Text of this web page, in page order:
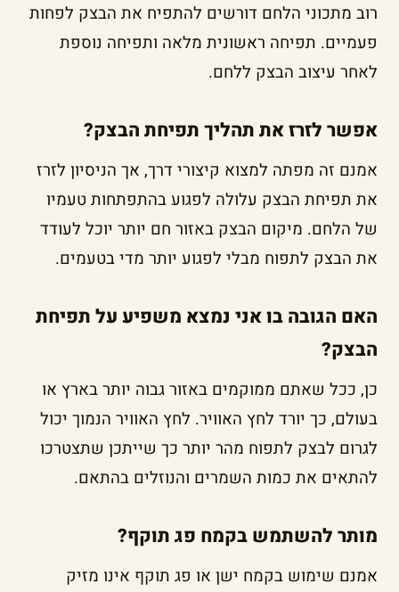
רוב מתכוני הלחם דורשים להתפיח את הבצק לפחות
פעמיים. תפיחה ראשונית מלאה ותפיחה נוספת
לאחר עיצוב הבצק ללחם.
אפשר לזרז את תהליך תפיחת הבצק?
אמנם זה מפתה למצוא קיצורי דרך, אך הניסיון לזרז
את תפיחת הבצק עלולה לפגוע בהתפתחות טעמיו
של הלחם. מיקום הבצק באזור חם יותר יוכל לעודד
את הבצק לתפוח מבלי לפגוע יותר מדי בטעמים.
האם הגובה בו אני נמצא משפיע על תפיחת
הבצק?
כן, ככל שאתם ממוקמים באזור גבוה יותר בארץ או
בעולם, כך יורד לחץ האוויר. לחץ האוויר הנמוך יכול
לגרום לבצק לתפוח מהר יותר כך שייתכן שתצטרכו
להתאים את כמות השמרים והנוזלים בהתאם.
מותר להשתמש בקמח פג תוקף?
אמנם שימוש בקמח ישן או פג תוקף אינו מזיק